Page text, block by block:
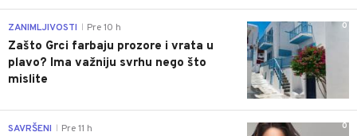
0
ZANIMLJIVOSTI Pre 10 h
Zašto Grci farbaju prozore i vrata u
plavo? Ima važniju svrhu nego što
mislite
0
SAVRŠENI Pre 11 h